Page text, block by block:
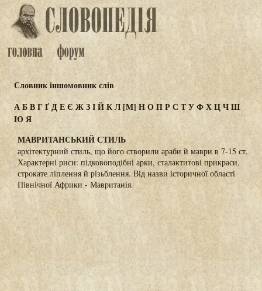
Словник іншомовник слів
АБВГҐДЕЄ ЖЗІЙКЛ[М] НОПР С ТУФХЦЧШ
Ю Я
МАВРИТАНСЬКИЙ СТИЛЬ
архітектурний стиль, що його створили араби й маври в 7-15 ст.
Характерні риси: підковоподібні арки, сталактитові прикраси,
строкате ліплення й різьблення. Від назви історичної області
Північної Африки - Мавританія.